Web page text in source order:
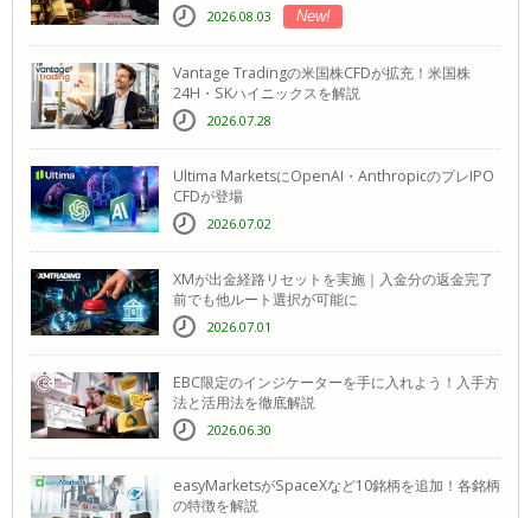
2026.08.03 New!
Vantage Tradingの米国株CFDが拡充！米国株
24H・SKハイニックスを解説
2026.07.28
Ultima MarketsにOpenAI・AnthropicのプレIPO
CFDが登場
2026.07.02
XMが出金経路リセットを実施｜入金分の返金完了
前でも他ルート選択が可能に
2026.07.01
EBC限定のインジケーターを手に入れよう！入手方
法と活用法を徹底解説
2026.06.30
easyMarketsがSpaceXなど10銘柄を追加！各銘柄
の特徴を解説